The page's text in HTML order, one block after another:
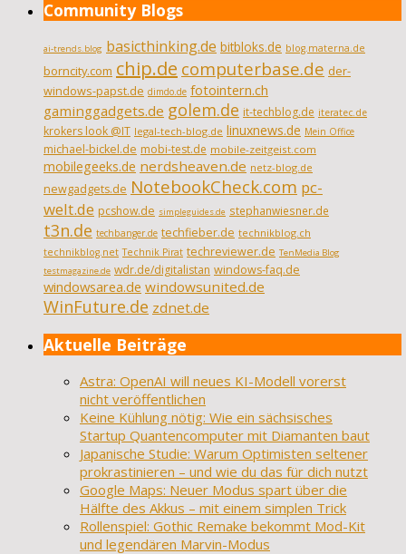
Community Blogs
ai-trends.blog basicthinking.de bitbloks.de blog.materna.de
borncity.com chip.de computerbase.de der-
windows-papst.de dimdo.de fotointern.ch
gaminggadgets.de golem.de it-techblog.de iteratec.de
krokers look @IT legal-tech-blog.de linuxnews.de Mein Office
michael-bickel.de mobi-test.de mobile-zeitgeist.com
mobilegeeks.de nerdsheaven.de netz-blog.de
newgadgets.de NotebookCheck.com pc-
welt.de pcshow.de simpleguides.de stephanwiesner.de
t3n.de techbanger.de techfieber.de technikblog.ch
technikblog.net Technik Pirat techreviewer.de TenMedia Blog
testmagazine.de wdr.de/digitalistan windows-faq.de
windowsarea.de windowsunited.de
WinFuture.de zdnet.de
Aktuelle Beiträge
Astra: OpenAI will neues KI-Modell vorerst
nicht veröffentlichen
Keine Kühlung nötig: Wie ein sächsisches
Startup Quantencomputer mit Diamanten baut
Japanische Studie: Warum Optimisten seltener
prokrastinieren – und wie du das für dich nutzt
Google Maps: Neuer Modus spart über die
Hälfte des Akkus – mit einem simplen Trick
Rollenspiel: Gothic Remake bekommt Mod-Kit
und legendären Marvin-Modus